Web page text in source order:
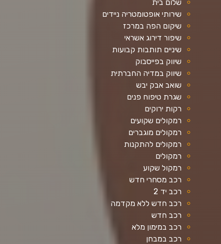
שלום בית
שירותי אופטומטריה ניידים
שיקום הפה במרכז
שיפור דירוג אשראי
שיניים תותבות קבועות
שיווק בפייסבוק
שיווק במדיה החברתית
שואב אבק יבש
שגרת טיפוח פנים
רקות ירוקים
רמקולים שקועים
רמקולים מוגברים
רמקולים להתקנות
רמקולים
רמקול שקוע
רכב מסחרי חדש
רכב יד 2
רכב חדש ללא מקדמה
רכב חדש
רכב במימון מלא
רכב במבחן